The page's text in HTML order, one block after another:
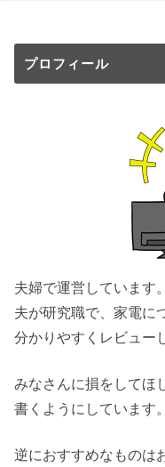
プロフィール
夫婦で運営しています。
夫が研究職で、家電に
分かりやすくレビュー
みなさんに損をしてほ
書くようにしています。
逆におすすめなものは